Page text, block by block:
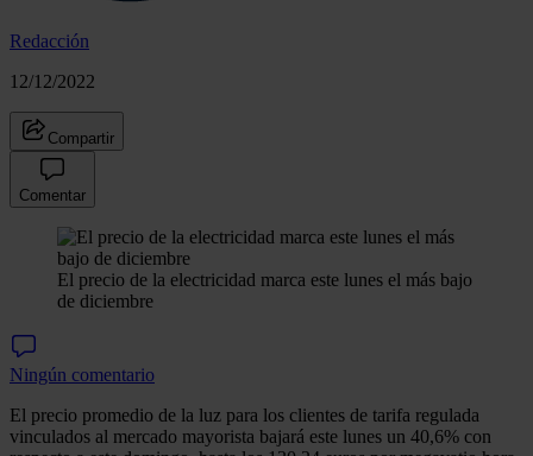
Redacción
12/12/2022
Compartir
Comentar
El precio de la electricidad marca este lunes el más bajo
de diciembre
Ningún comentario
El precio promedio de la luz para los clientes de tarifa regulada
vinculados al mercado mayorista bajará este lunes un 40,6% con